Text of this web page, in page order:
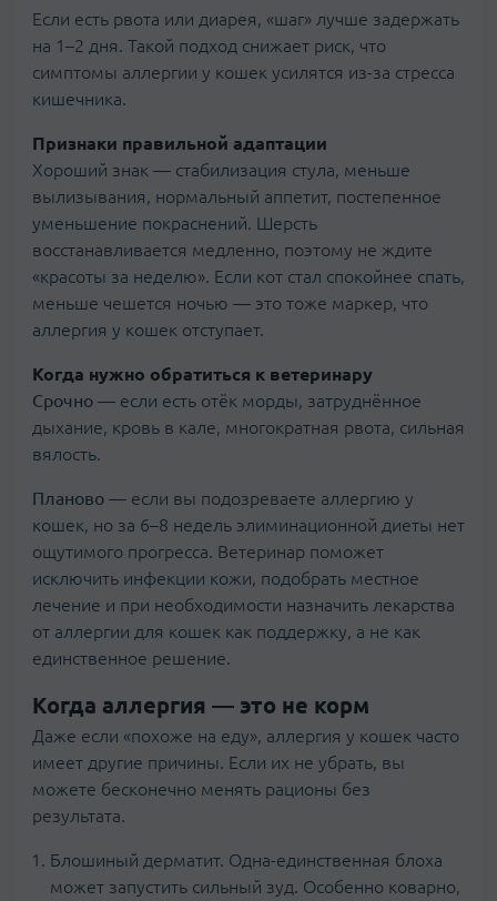
Если есть рвота или диарея, «шаг» лучше задержать
на 1–2 дня. Такой подход снижает риск, что
симптомы аллергии у кошек усилятся из-за стресса
кишечника.
Признаки правильной адаптации
Хороший знак — стабилизация стула, меньше
вылизывания, нормальный аппетит, постепенное
уменьшение покраснений. Шерсть
восстанавливается медленно, поэтому не ждите
«красоты за неделю». Если кот стал спокойнее спать,
меньше чешется ночью — это тоже маркер, что
аллергия у кошек отступает.
Когда нужно обратиться к ветеринару
Срочно — если есть отёк морды, затруднённое
дыхание, кровь в кале, многократная рвота, сильная
вялость.
Планово — если вы подозреваете аллергию у
кошек, но за 6–8 недель элиминационной диеты нет
ощутимого прогресса. Ветеринар поможет
исключить инфекции кожи, подобрать местное
лечение и при необходимости назначить лекарства
от аллергии для кошек как поддержку, а не как
единственное решение.
Когда аллергия — это не корм
Даже если «похоже на еду», аллергия у кошек часто
имеет другие причины. Если их не убрать, вы
можете бесконечно менять рационы без
результата.
Блошиный дерматит. Одна-единственная блоха
может запустить сильный зуд. Особенно коварно,